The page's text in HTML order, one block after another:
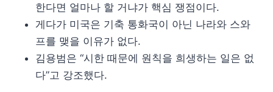
한다면 얼마나 할 거냐가 핵심 쟁점이다.
게다가 미국은 기축 통화국이 아닌 나라와 스와
프를 맺을 이유가 없다.
김용범은 “시한 때문에 원칙을 희생하는 일은 없
다”고 강조했다.